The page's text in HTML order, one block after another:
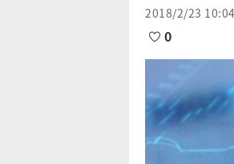
2018/2/23 10:04
0